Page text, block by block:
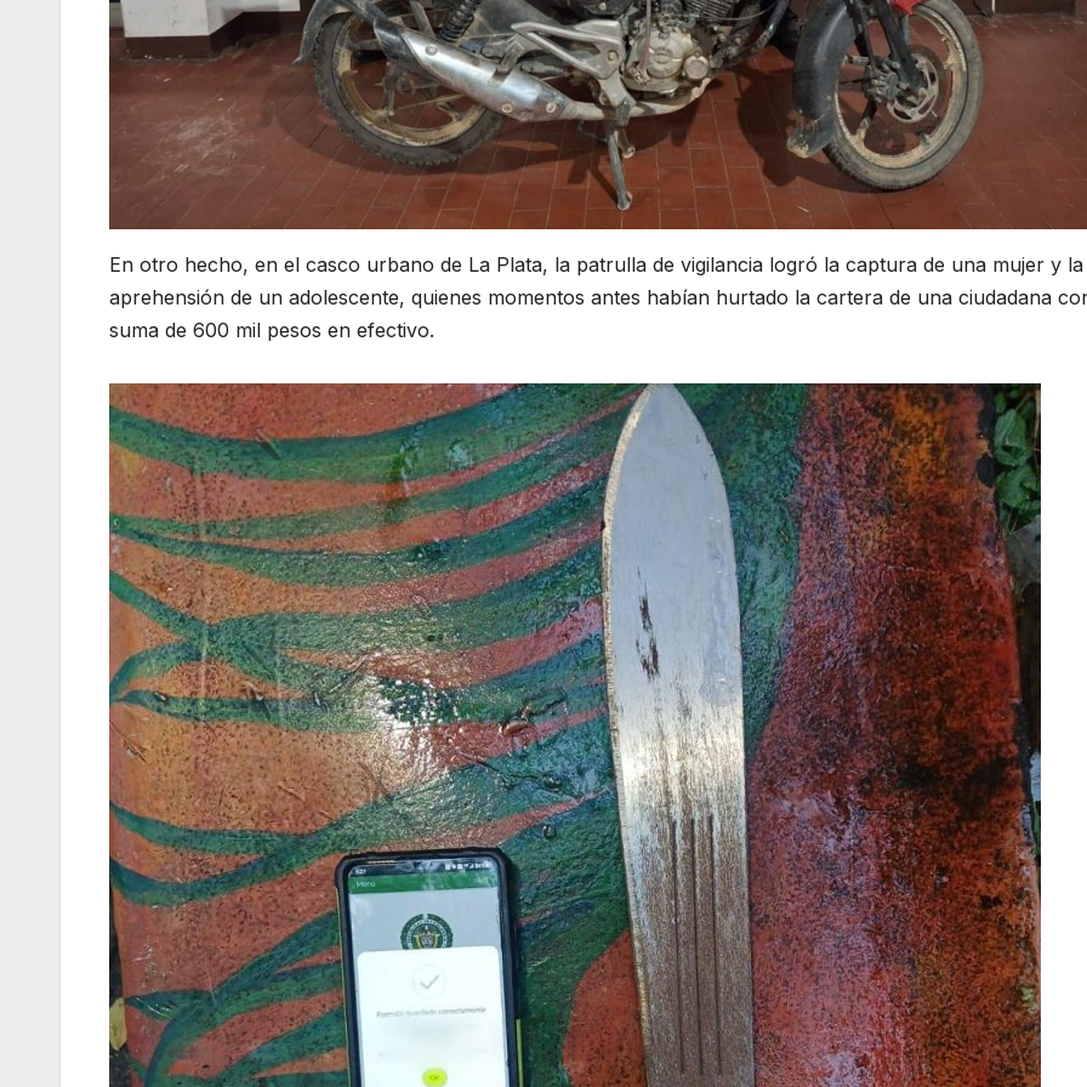
En otro hecho, en el casco urbano de La Plata, la patrulla de vigilancia logró la captura de una mujer y la
aprehensión de un adolescente, quienes momentos antes habían hurtado la cartera de una ciudadana
suma de 600 mil pesos en efectivo.